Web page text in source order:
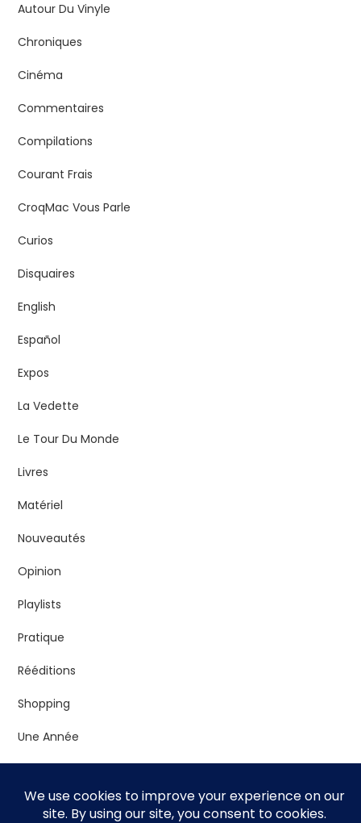
Autour Du Vinyle
Chroniques
Cinéma
Commentaires
Compilations
Courant Frais
CroqMac Vous Parle
Curios
Disquaires
English
Español
Expos
La Vedette
Le Tour Du Monde
Livres
Matériel
Nouveautés
Opinion
Playlists
Pratique
Rééditions
Shopping
Une Année